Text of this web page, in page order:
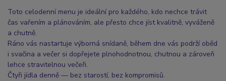
Toto celodenní menu je ideální pro každého, kdo nechce trávit
čas vařením a plánováním, ale přesto chce jíst kvalitně, vyváženě
a chutně.
Ráno vás nastartuje výborná snídaně, během dne vás podrží oběd
i svačina a večer si dopřejete plnohodnotnou, chutnou a zároveň
lehce stravitelnou večeři.
Čtyři jídla denně — bez starostí, bez kompromisů.